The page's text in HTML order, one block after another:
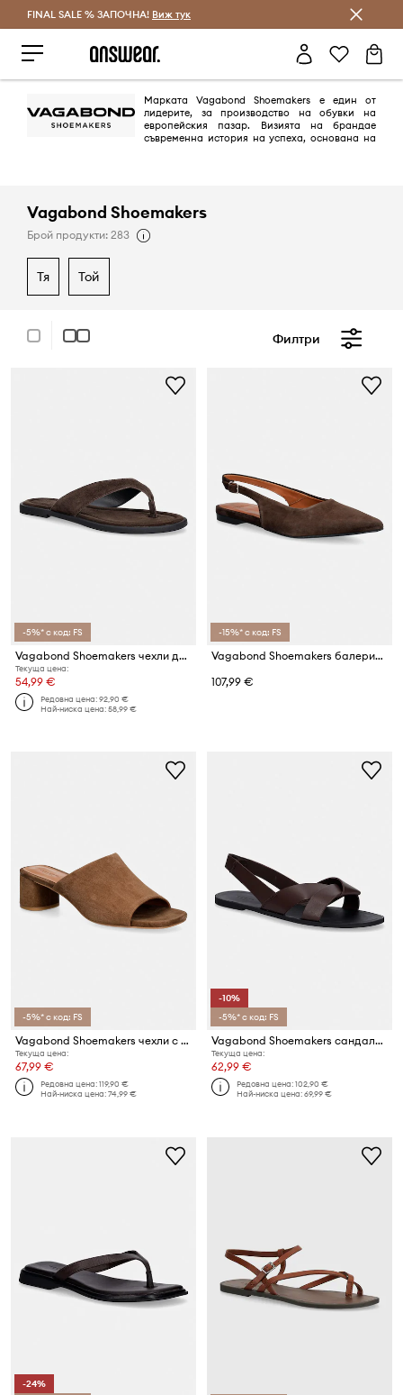
Спестявай с Answear Club
FINAL SALE % ЗАПОЧНА! Виж тук
Марката Vagabond Shoemakers е един от
лидерите, за производство на обувки на
европейския пазар. Визията на брандае
съвременна история на успеха, основана на
Vagabond Shoemakers
Брой продукти: 283
тя той
Филтри
-5%* с код: FS
Vagabond Shoemakers чехли дамски от велур ZAIDA
Текуща цена:
54,99 €
Редовна цена:92,90 €
Най-ниска цена:58,99 €
-15%* с код: FS
Vagabond Shoemakers балеринки от велур HERMINE
107,99 €
-5%* с код: FS
Vagabond Shoemakers чехли с дебел ток дамски от велур PIPER
Текуща цена:
67,99 €
Редовна цена:119,90 €
Най-ниска цена:74,99 €
-10%
-5%* с код: FS
Vagabond Shoemakers сандали обувки с отворена пета дамски от кожа TIA 2.0
Текуща цена:
62,99 €
Редовна цена:102,90 €
Най-ниска цена:69,99 €
-24%